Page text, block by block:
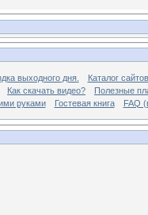
выходного дня.
Каталог сайтов
Как скачать видео?
Полезные
руками
Гостевая книга FAQ